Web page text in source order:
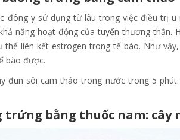
đông y sử dụng từ lâu trong việc điều trị
năng hoạt động của tuyến thượng thận.
liên kết estrogen trong tế bào. Như
bào được.
đun sôi cam thảo trong nước trong 5
trứng bằng thuốc nam: cây